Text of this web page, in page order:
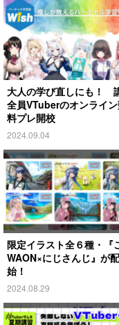
大人の学び直しにも！
全員VTuberのオンライ
料プレ開校
2024.09.04
限定イラスト全６種・『
WAON×にじさんじ』が
始！
2024.08.29